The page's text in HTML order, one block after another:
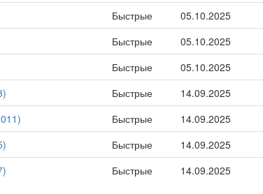
Быстрые 05.10.2025
Быстрые 05.10.2025
Быстрые 05.10.2025
Быстрые 14.09.2025
Быстрые 14.09.2025
Быстрые 14.09.2025
Быстрые 14.09.2025